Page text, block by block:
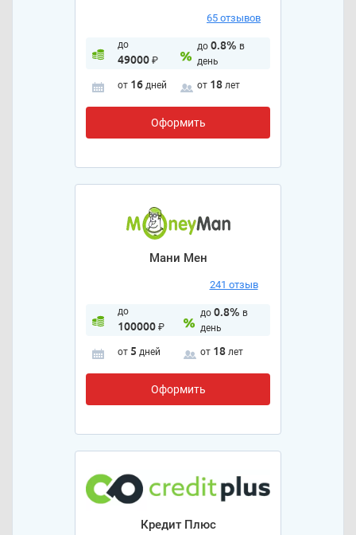
65 отзывов
до
49000₽
до 0.8% в
день
от 16 дней от 18 лет
Оформить
Мани Мен
241 отзыв
до
100000₽
до 0.8% в
день
от 5 дней от 18 лет
Оформить
Кредит Плюс